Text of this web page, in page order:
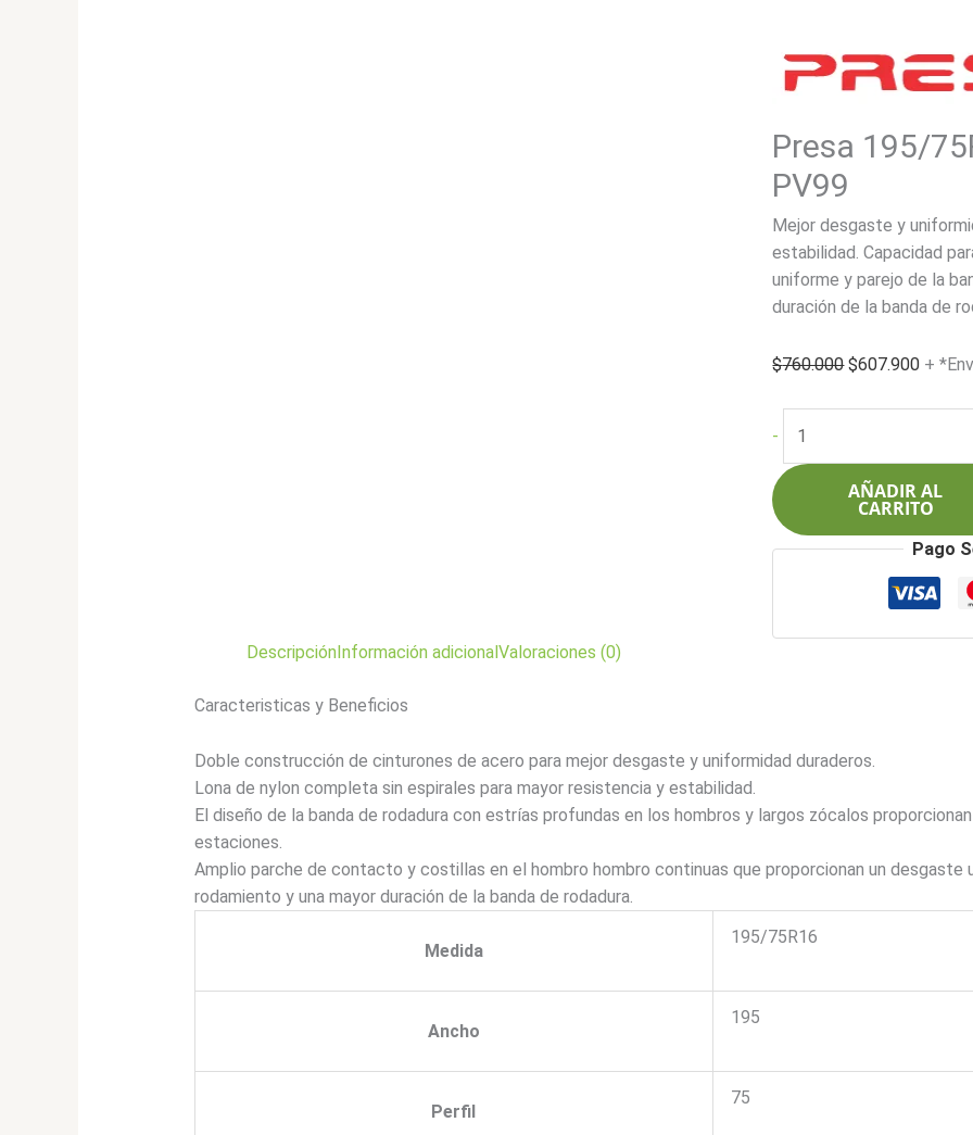
Presa 195/
PV99
Mejor desgaste y
estabilidad. Capacidad
uniforme y parejo de la
duración de la banda de
$760.000El
$607.900El
+
-
195/75R16C
110N
PV99
cantidad
AÑADIR AL
CARRITO
Pago
DescripciónInformación adicionalValoraciones (0)
Caracteristicas y Beneficios
Doble construcción de cinturones de acero para mejor desgaste y uniformidad duraderos.
Lona de nylon completa sin espirales para mayor resistencia y estabilidad.
El diseño de la banda de rodadura con estrías profundas en los hombros y largos zócalos
estaciones.
Amplio parche de contacto y costillas en el hombro hombro continuas que proporcionan un desgaste
rodamiento y una mayor duración de la banda de rodadura.
Medida
195/75R16
Ancho
195
Perfil
75